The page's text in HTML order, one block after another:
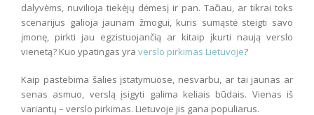
dalyvėms, nuvilioja tiekėjų dėmesį ir pan. Tačiau, ar tikrai toks
scenarijus galioja jaunam žmogui, kuris sumąstė steigti savo
įmonę, pirkti jau egzistuojančią ar kitaip įkurti naują verslo
vienetą? Kuo ypatingas yra verslo pirkimas Lietuvoje?
Kaip pastebima šalies įstatymuose, nesvarbu, ar tai jaunas ar
senas asmuo, verslą įsigyti galima keliais būdais. Vienas iš
variantų – verslo pirkimas. Lietuvoje jis gana populiarus.